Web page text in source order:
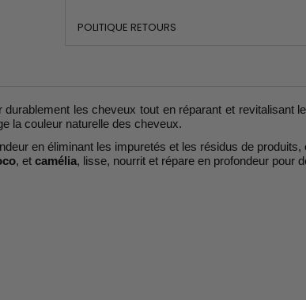
POLITIQUE RETOURS
les cheveux tout en réparant et revitalisant
la couleur naturelle des cheveux.
en éliminant les impuretés et les résidus de
, et camélia, lisse, nourrit et répare en profondeur pour